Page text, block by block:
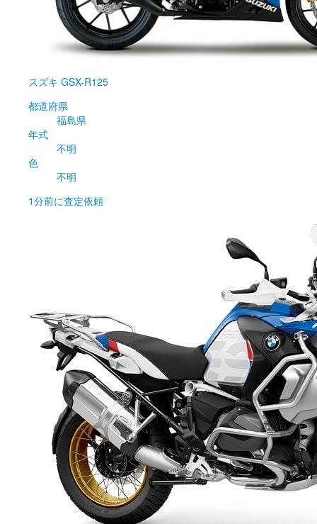
スズキ GSX-R125
都道府県
福島県
年式
不明
色
不明
1分前に査定依頼